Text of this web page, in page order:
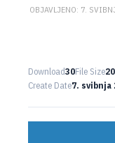
OBJAVLJENO: 7.
Download30File Size
Create Date7. svibnja